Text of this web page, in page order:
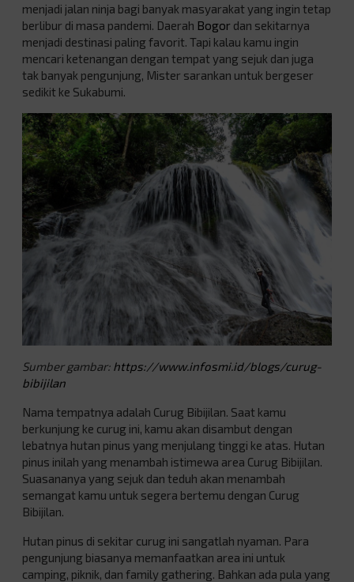
menjadi jalan ninja bagi banyak masyarakat yang ingin tetap
berlibur di masa pandemi. Daerah Bogor dan sekitarnya
menjadi destinasi paling favorit. Tapi kalau kamu ingin
mencari ketenangan dengan tempat yang sejuk dan juga
tak banyak pengunjung, Mister sarankan untuk bergeser
sedikit ke Sukabumi.
Sumber gambar: https://www.infosmi.id/blogs/curug-
bibijilan
Nama tempatnya adalah Curug Bibijilan. Saat kamu
berkunjung ke curug ini, kamu akan disambut dengan
lebatnya hutan pinus yang menjulang tinggi ke atas. Hutan
pinus inilah yang menambah istimewa area Curug Bibijilan.
Suasananya yang sejuk dan teduh akan menambah
semangat kamu untuk segera bertemu dengan Curug
Bibijilan.
Hutan pinus di sekitar curug ini sangatlah nyaman. Para
pengunjung biasanya memanfaatkan area ini untuk
camping, piknik, dan family gathering. Bahkan ada pula yang